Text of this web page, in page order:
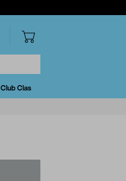
Club Clas